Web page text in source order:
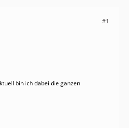
#1
bin ich dabei die ganzen